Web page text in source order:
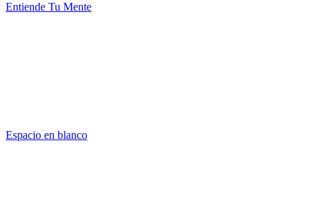
Entiende Tu Mente
Espacio en blanco